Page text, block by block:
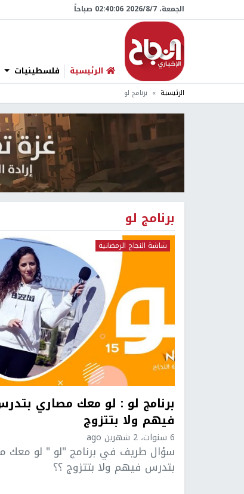
الجمعة، 7/‏8/‏2026 02:40:07 صباحاً
الرئيسية فلسطينيات
الرئيسية برنامج لو
برنامج لو
شاشة النجاح الرمضانية
برنامج لو : لو معك مصاري
فيهم ولا بتتزوج
6 سنوات، 2 شهرين ago
سؤال طريف في برنامج "لو " لو معك
بتدرس فيهم ولا بتتزوج ؟؟